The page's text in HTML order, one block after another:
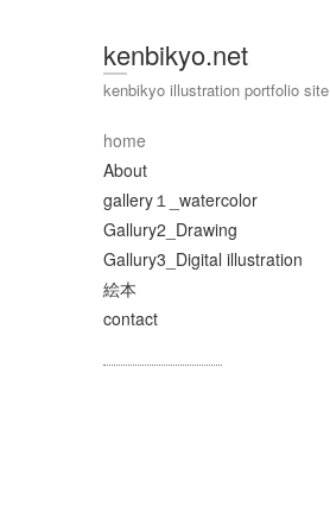
kenbikyo.net
kenbikyo illustration portfolio site
home
About
gallery１_watercolor
Gallury2_Drawing
Gallury3_Digital illustration
絵本
contact